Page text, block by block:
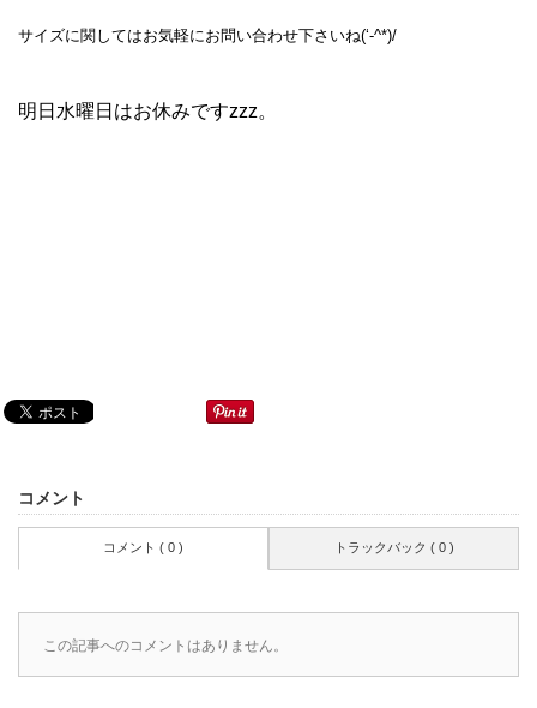
サイズに関してはお気軽にお問い合わせ下さいね(‘-^*)/
明日水曜日はお休みですzzz。
コメント
コメント ( 0 ) トラックバック ( 0 )
この記事へのコメントはありません。